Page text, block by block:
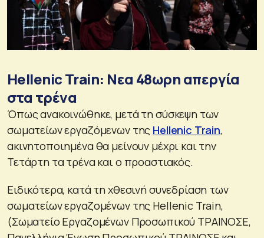
Hellenic Train: Νεα 48ωρη απεργία
στα τρένα
Όπως ανακοινώθηκε, μετά τη σύσκεψη των
σωματείων εργαζόμενων της Ηellenic Train,
ακινητοποιημένα θα μείνουν μέχρι και την
Τετάρτη τα τρένα και ο προαστιακός.
Ειδικότερα, κατά τη χθεσινή συνεδρίαση των
σωματείων εργαζομένων της Hellenic Train,
(Σωματείο Εργαζομένων Προσωπικού ΤΡΑΙΝΟΣΕ,